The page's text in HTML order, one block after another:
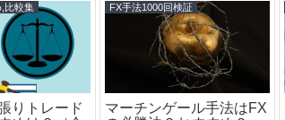
FX手法おすすめ,比較集
スキャルピング、デイト
ＦＸ初心者が